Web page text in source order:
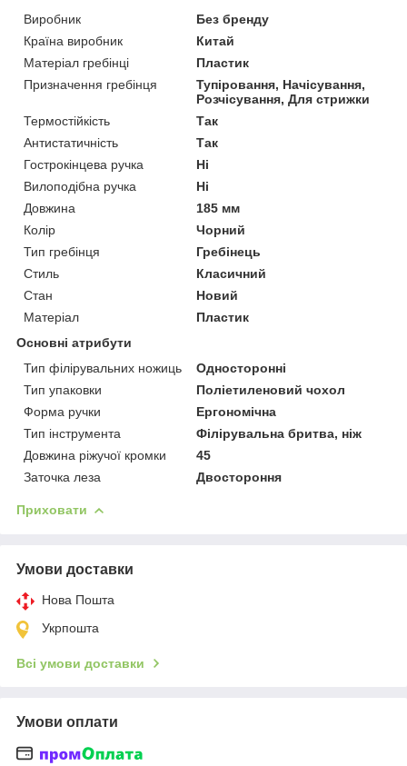
Виробник
Без бренду
Країна виробник
Китай
Матеріал гребінці
Пластик
Призначення гребінця
Тупіровання, Начісування,
Розчісування, Для стрижки
Термостійкість
Так
Антистатичність
Так
Гострокінцева ручка
Ні
Вилоподібна ручка
Ні
Довжина
185 мм
Колір
Чорний
Тип гребінця
Гребінець
Стиль
Класичний
Стан
Новий
Матеріал
Пластик
Основні атрибути
Тип філірувальних ножиць
Односторонні
Тип упаковки
Поліетиленовий чохол
Форма ручки
Ергономічна
Тип інструмента
Філірувальна бритва, ніж
Довжина ріжучої кромки
45
Заточка леза
Двостороння
Приховати
Умови доставки
Нова Пошта
Укрпошта
Всі умови доставки
Умови оплати